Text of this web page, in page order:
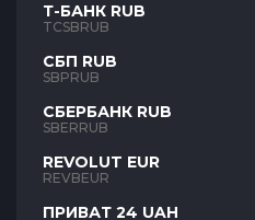
Т-БАНК RUB
TCSBRUB
СБП RUB
SBPRUB
СБЕРБАНК RUB
SBERRUB
REVOLUT EUR
REVBEUR
ПРИВАТ 24 UAH